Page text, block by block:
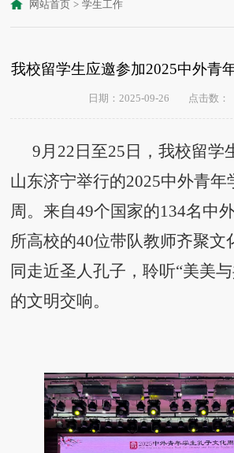
网站首页 > 学生工作
我校留学生应邀参加2025中外青
日期：2025-09-26 点击数：
9月22日至25日，我校留学
山东济宁举行的2025中外青年
周。来自49个国家的134名中
所高校的40位带队教师齐聚文
同走近圣人孔子，聆听“美美
的文明交响。